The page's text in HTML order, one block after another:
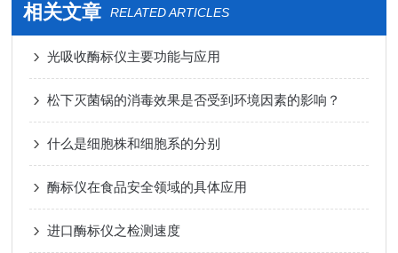
相关文章 RELATED ARTICLES
光吸收酶标仪主要功能与应用
松下灭菌锅的消毒效果是否受到环境因素的影响？
什么是细胞株和细胞系的分别
酶标仪在食品安全领域的具体应用
进口酶标仪之检测速度